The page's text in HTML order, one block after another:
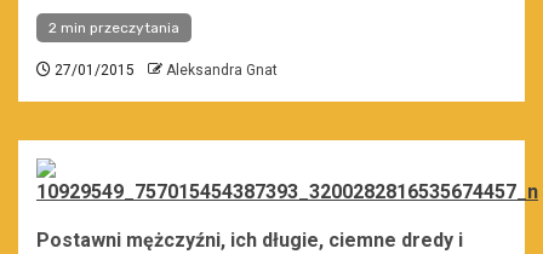
2 min przeczytania
27/01/2015 Aleksandra Gnat
Postawni mężczyźni, ich długie, ciemne dredy i